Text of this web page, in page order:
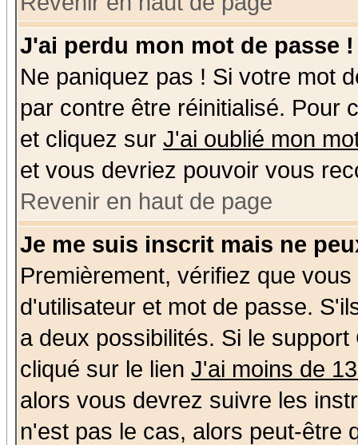
J'ai perdu mon mot de passe !
Ne paniquez pas ! Si votre mot
par contre être réinitialisé. Pour
et cliquez sur J'ai oublié mon
et vous devriez pouvoir vous
Revenir en haut de page
Je me suis inscrit mais ne
Premièrement, vérifiez que
d'utilisateur et mot de passe.
a deux possibilités. Si le
cliqué sur le lien J'ai moins de
alors vous devrez suivre les
n'est pas le cas, alors peut-être